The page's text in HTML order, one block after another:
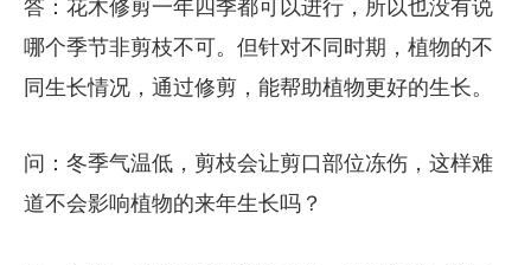
答：花木修剪一年四季都可以进行，所以也没有说
哪个季节非剪枝不可。但针对不同时期，植物的不
同生长情况，通过修剪，能帮助植物更好的生长。
问：冬季气温低，剪枝会让剪口部位冻伤，这样难
道不会影响植物的来年生长吗？